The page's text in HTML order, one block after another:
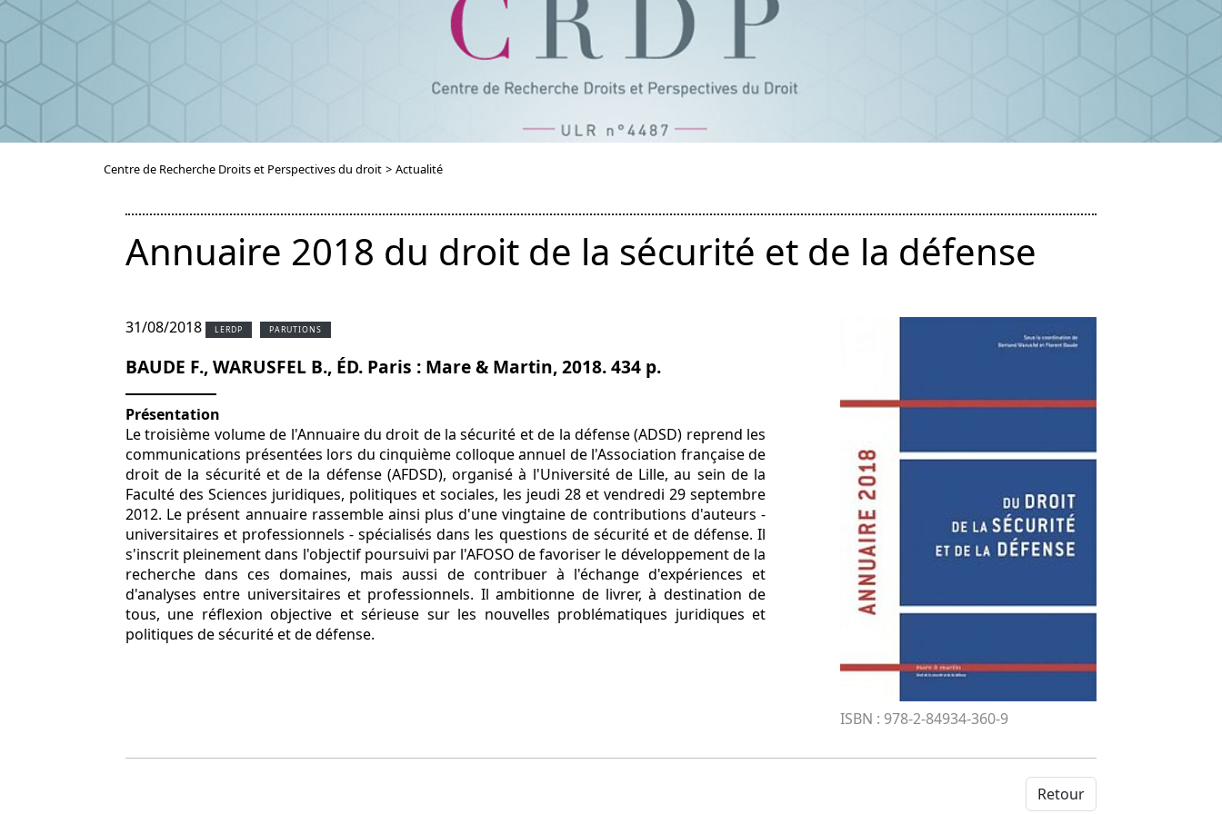
Centre de Recherche Droits et Perspectives du droit > Actualité
Annuaire 2018 du droit de la sécurité et de la défense
31/08/2018 LERDP PARUTIONS
BAUDE F., WARUSFEL B., ÉD. Paris : Mare & Martin, 2018. 434 p.
Présentation
Le troisième volume de l'Annuaire du droit de la sécurité et de la défense (ADSD) reprend les
communications présentées lors du cinquième colloque annuel de l'Association française de
droit de la sécurité et de la défense (AFDSD), organisé à l'Université de Lille, au sein de la
Faculté des Sciences juridiques, politiques et sociales, les jeudi 28 et vendredi 29 septembre
2012. Le présent annuaire rassemble ainsi plus d'une vingtaine de contributions d'auteurs -
universitaires et professionnels - spécialisés dans les questions de sécurité et de défense. Il
s'inscrit pleinement dans l'objectif poursuivi par l'AFOSO de favoriser le développement de la
recherche dans ces domaines, mais aussi de contribuer à l'échange d'expériences et
d'analyses entre universitaires et professionnels. Il ambitionne de livrer, à destination de
tous, une réflexion objective et sérieuse sur les nouvelles problématiques juridiques et
politiques de sécurité et de défense.
ISBN : 978-2-84934-360-9
Retour